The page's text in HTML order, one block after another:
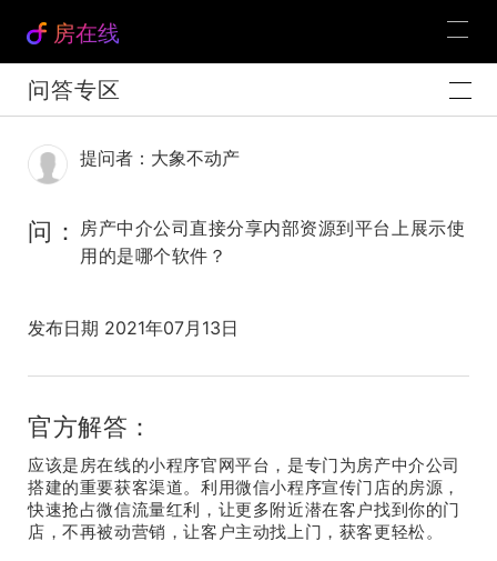
房在线
问答专区
提问者：大象不动产
问：
房产中介公司直接分享内部资源到平台上展示使
用的是哪个软件？
发布日期 2021年07月13日
官方解答：
应该是房在线的小程序官网平台，是专门为房产中介公司
搭建的重要获客渠道。利用微信小程序宣传门店的房源，
快速抢占微信流量红利，让更多附近潜在客户找到你的门
店，不再被动营销，让客户主动找上门，获客更轻松。